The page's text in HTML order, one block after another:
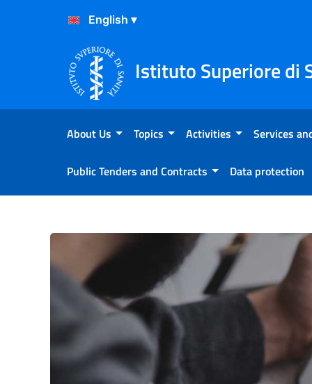
Skip to Content
Skip to Footer
Istituto Superiore di
About Us Topics Activities Services
Public Tenders and Contracts Data protection
Primi mille giorni di vita,